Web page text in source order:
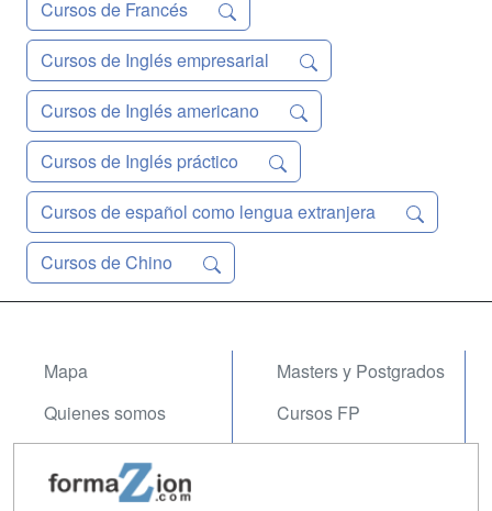
Cursos de Francés
Cursos de Inglés empresarial
Cursos de Inglés americano
Cursos de Inglés práctico
Cursos de español como lengua extranjera
Cursos de Chino
Mapa
Quienes somos
Acceso Usuarios
Masters y Postgrados
Cursos FP